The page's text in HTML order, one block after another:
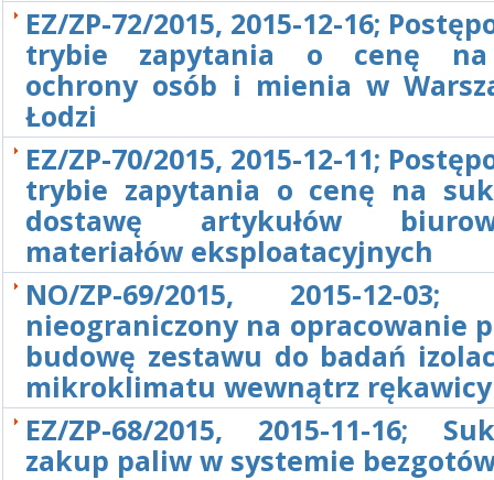
EZ/ZP-72/2015, 2015-12-16;
trybie zapytania o cenę na
ochrony osób i mienia w
Łodzi
EZ/ZP-70/2015, 2015-12-11;
trybie zapytania o cenę na
dostawę artykułów
materiałów eksploatacyjnych
NO/ZP-69/2015, 2015-12-03;
nieograniczony na opracowanie
budowę zestawu do badań
mikroklimatu wewnątrz rękawicy
EZ/ZP-68/2015, 2015-11-16;
zakup paliw w systemie